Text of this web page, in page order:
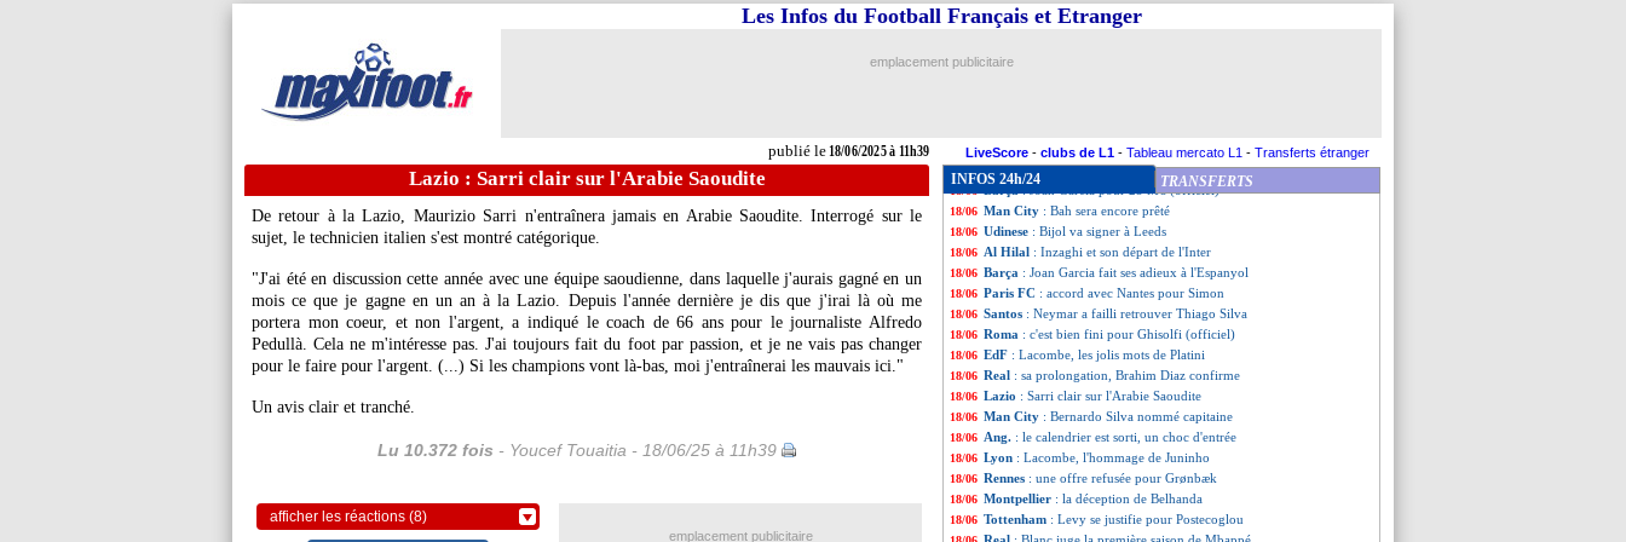
publié le18/06/2025 à 11h39
Les Infos du Football Français et Etranger
emplacement publicitaire
LiveScore - clubs de L1 - Tableau mercato L1 - Transferts étranger
Lazio : Sarri clair sur l'Arabie Saoudite
De retour à la Lazio, Maurizio Sarri n'entraînera jamais en Arabie Saoudite. Interrogé sur le
sujet, le technicien italien s'est montré catégorique.
"J'ai été en discussion cette année avec une équipe saoudienne, dans laquelle j'aurais gagné en un
mois ce que je gagne en un an à la Lazio. Depuis l'année dernière je dis que j'irai là où me
portera mon coeur, et non l'argent, a indiqué le coach de 66 ans pour le journaliste Alfredo
Pedullà. Cela ne m'intéresse pas. J'ai toujours fait du foot par passion, et je ne vais pas changer
pour le faire pour l'argent. (...) Si les champions vont là-bas, moi j'entraînerai les mauvais ici."
Un avis clair et tranché.
Lu 10.372 fois - Youcef Touaitia - 18/06/25 à 11h39
afficher les réactions (8)
INFOS 24h/24 TRANSFERTS
18/06 Reims: Geraerts sur le banc (officiel)
18/06 Man City: Cherki titulaire contre le Wydad
18/06 Al Ittihad
18/06 Leverkusen: Igor Paixão dans le viseur
18/06 Caen: Sy rejoint Auxerre (officiel)
: Joan Garcia pour 25 M€ (officiel)
18/06 Man City : Bah sera encore prêté
18/06 Udinese : Bijol va signer à Leeds
18/06 Al Hilal : Inzaghi et son départ de l'Inter
18/06 Barça : Joan Garcia fait ses adieux à l'Espanyol
18/06 Paris FC : accord avec Nantes pour Simon
18/06 Santos : Neymar a failli retrouver Thiago Silva
18/06 Roma : c'est bien fini pour Ghisolfi (officiel)
18/06 EdF : Lacombe, les jolis mots de Platini
18/06 Real : sa prolongation, Brahim Diaz confirme
18/06 Lazio : Sarri clair sur l'Arabie Saoudite
18/06 Man City : Bernardo Silva nommé capitaine
18/06 Ang. : le calendrier est sorti, un choc d'entrée
18/06 Lyon : Lacombe, l'hommage de Juninho
18/06 Rennes : une offre refusée pour Grønbæk
18/06 Montpellier : la déception de Belhanda
18/06 Tottenham : Levy se justifie pour Postecoglou
emplacement publicitaire